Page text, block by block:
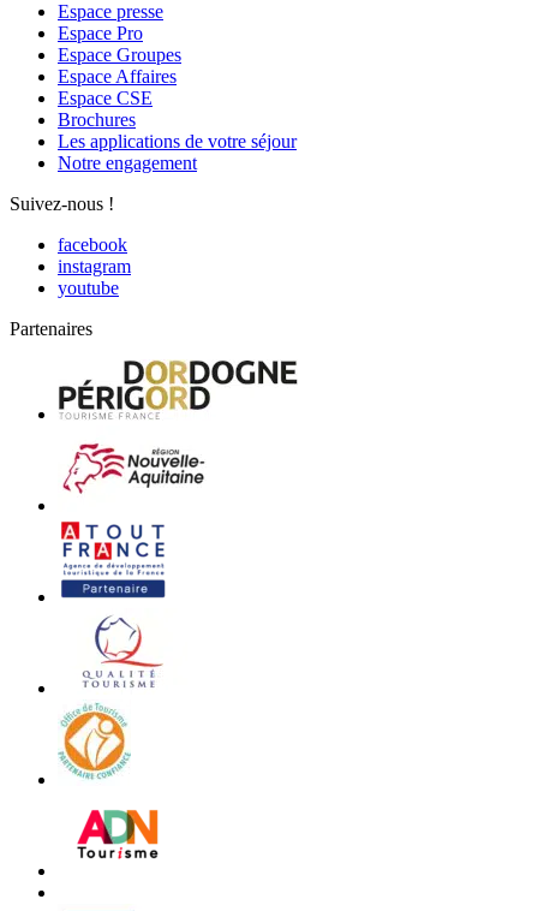
Espace presse
Espace Pro
Espace Groupes
Espace Affaires
Espace CSE
Brochures
Les applications de votre séjour
Notre engagement
Suivez-nous !
facebook
instagram
youtube
Partenaires